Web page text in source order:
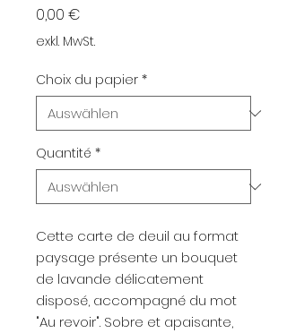
0,00 €
exkl. MwSt.
Choix du papier *
Quantité *
Cette carte de deuil au format
paysage présente un bouquet
de lavande délicatement
disposé, accompagné du mot
"Au revoir". Sobre et apaisante,